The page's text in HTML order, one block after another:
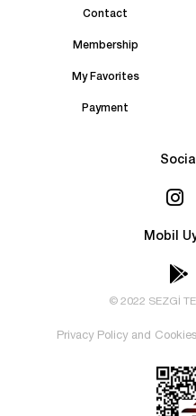
Contact
Membership
My Favorites
Payment
Mobil
© 2022 SEZGİ
Privacy Policy and Cookies